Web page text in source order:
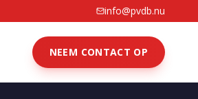
info@pvdb.nu
NEEM CONTACT OP